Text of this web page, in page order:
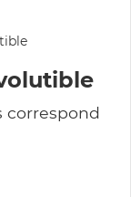
correspond